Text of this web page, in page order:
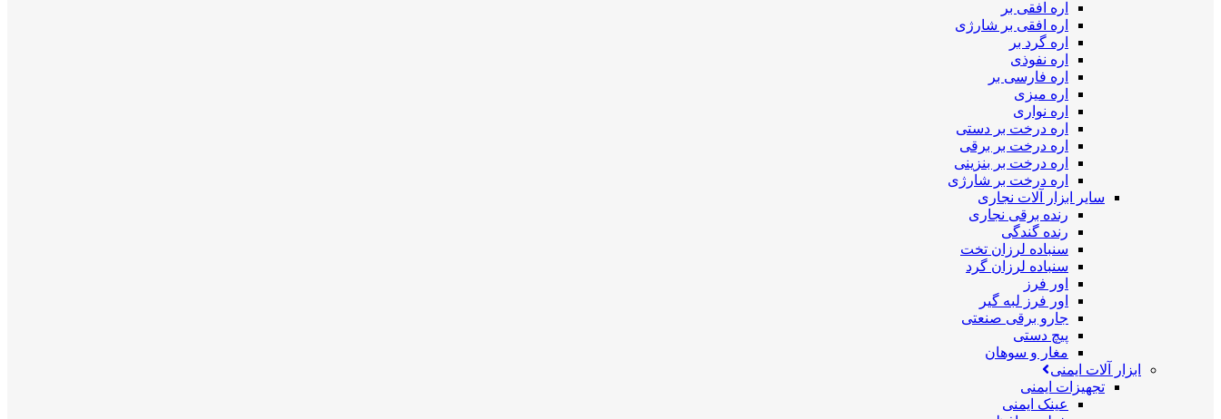
اره افقی بر
اره افقی بر شارژی
اره گرد بر
اره نفوذی
اره فارسی بر
اره میزی
اره نواری
اره درخت بر دستی
اره درخت بر برقی
اره درخت بر بنزینی
اره درخت بر شارژی
سایر ابزار آلات نجاری
رنده برقی نجاری
رنده گندگی
سنباده لرزان تخت
سنباده لرزان گرد
اور فرز
اور فرز لبه گیر
جارو برقی صنعتی
پیچ دستی
مغار و سوهان
ابزار آلات ایمنی
تجهیزات ایمنی
عینک ایمنی